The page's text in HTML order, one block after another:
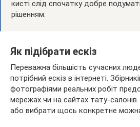
кисті слід спочатку добре
рішенням.
Як підібрати ескіз
Переважна більшість сучасних
потрібний ескіз в інтернеті.
фотографіями реальних робіт
мережах чи на сайтах тату-
або вибрати щось конкретне